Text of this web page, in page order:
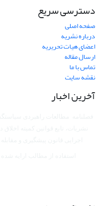
دسترسی سریع
صفحه اصلی
درباره نشریه
اعضای هیات تحریریه
ارسال مقاله
تماس با ما
نقشه سایت
آخرین اخبار